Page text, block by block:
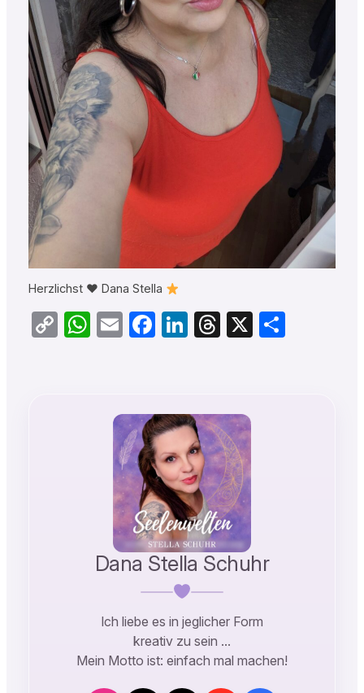
Herzlichst ♥️ Dana Stella
CopyWhatsApp
EmailFacebook
LinkedIn
Threads
X Teilen
Dana Stella Schuhr
Ich liebe es in jeglicher Form
kreativ zu sein …
Mein Motto ist: einfach mal machen!